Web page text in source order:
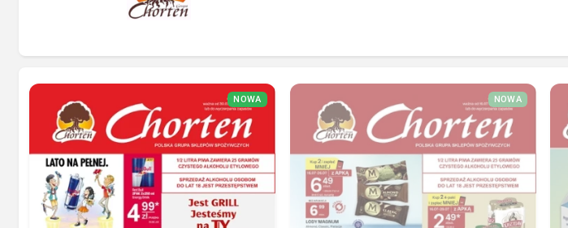
NOWA NOWA